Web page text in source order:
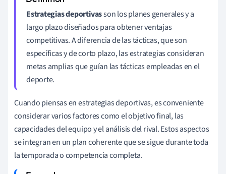
Estrategias deportivasson los planes generales y a
largo plazo diseñados para obtener ventajas
competitivas. A diferencia de las tácticas, que son
específicas y de corto plazo, las estrategias consideran
metas amplias que guían las tácticas empleadas en el
deporte.
Cuando piensas en estrategias deportivas, es conveniente
considerar varios factores como el objetivo final, las
capacidades del equipo y el análisis del rival. Estos aspectos
se integran en un plan coherente que se sigue durante toda
la temporada o competencia completa.